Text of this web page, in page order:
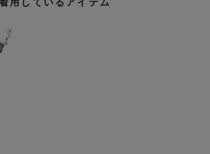
用しているアイテム